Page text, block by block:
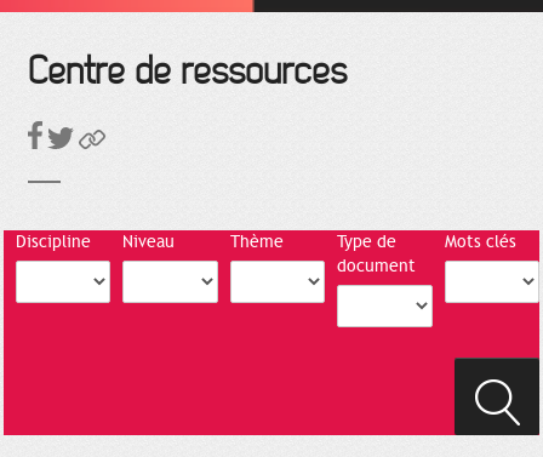
Centre de ressources
Discipline Niveau Thème
Type de
document
Mots clés